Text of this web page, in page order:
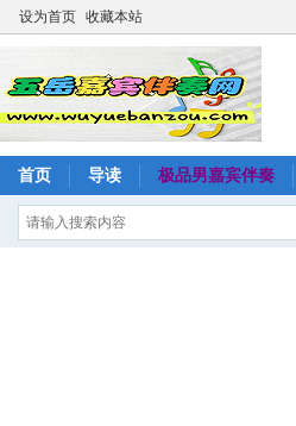
设为首页 收藏本站
首页 导读 极品男嘉宾伴奏